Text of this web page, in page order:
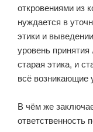
откровениями из
нуждается в
этики и
уровень принятия
старая этика, и
всё возникающие
В чём же
ответственность